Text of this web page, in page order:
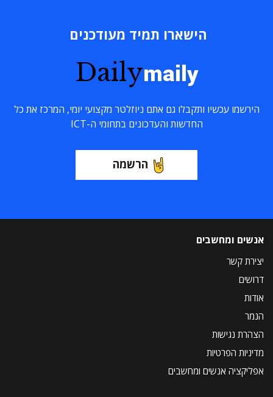
הישארו תמיד מעודכנים
Dailymaily
הירשמו עכשיו ותקבלו גם אתם ניוזלטר מקצועי יומי, המרכז את כל
החדשות והעדכונים בתחומי ה-ICT
הרשמה
אנשים ומחשבים
יצירת קשר
דרושים
אודות
הנמר
הצהרת נגישות
מדיניות הפרטיות
אפליקציה אנשים ומחשבים